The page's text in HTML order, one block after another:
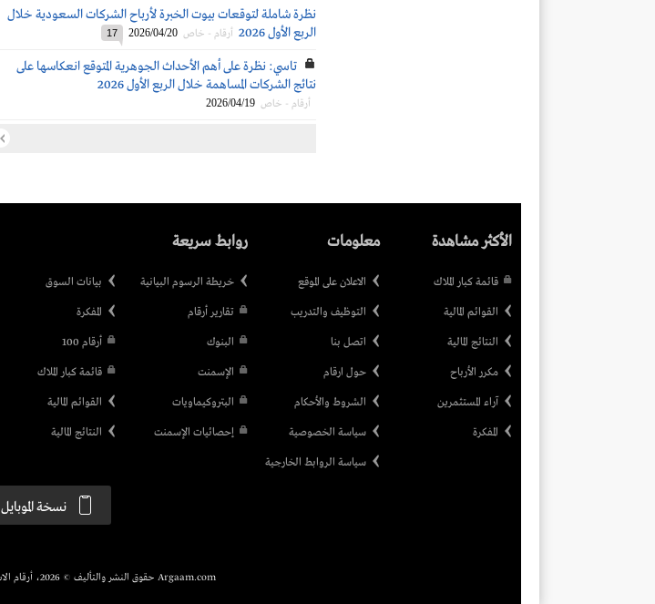
نظرة شاملة لتوقعات بيوت الخبرة لأرباح الشركات السعودية خلال
الربع الأول 2026
أرقام - خاص 2026/04/20
17
تاسي: نظرة على أهم الأحداث الجوهرية المتوقع انعكاسها على
نتائج الشركات المساهمة خلال الربع الأول 2026
أرقام - خاص 2026/04/19
الأكثر مشاهدة
قائمة كبار الملاك
القوائم المالية
النتائج المالية
مكرر الأرباح
آراء المستثمرين
المفكرة
معلومات
الاعلان على الموقع
التوظيف والتدريب
اتصل بنا
حول ارقام
الشروط والأحكام
سياسة الخصوصية
سياسة الروابط الخارجية
روابط سريعة
خريطة الرسوم البيانية
تقارير أرقام
البنوك
الإسمنت
البتروكيماويات
إحصائيات الإسمنت
بيانات السوق
المفكرة
أرقام 100
قائمة كبار الملاك
القوائم المالية
النتائج المالية
نسخة الموبايل
Argaam.com حقوق النشر والتأليف © 2026، أرقام الاستثمارية , جميع الحقوق محفوظة